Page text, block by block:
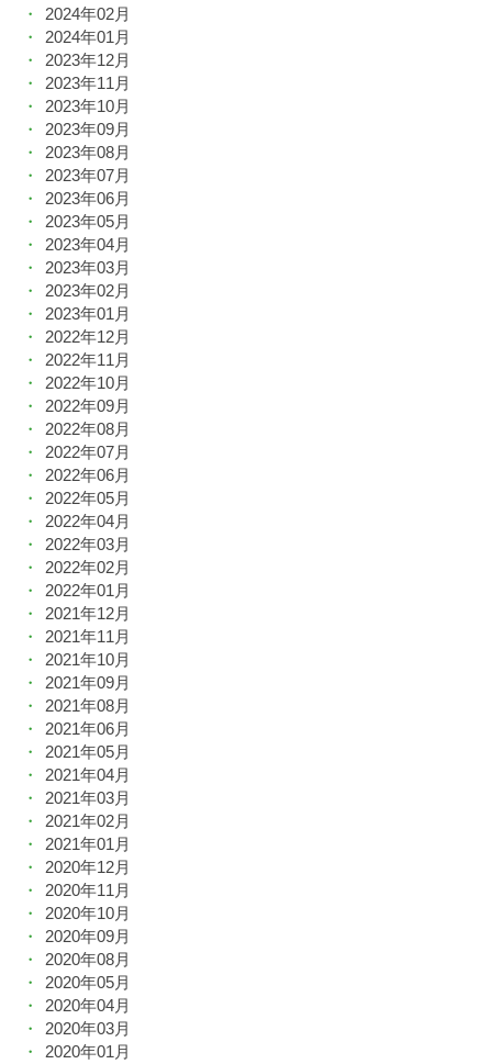
2024年02月
2024年01月
2023年12月
2023年11月
2023年10月
2023年09月
2023年08月
2023年07月
2023年06月
2023年05月
2023年04月
2023年03月
2023年02月
2023年01月
2022年12月
2022年11月
2022年10月
2022年09月
2022年08月
2022年07月
2022年06月
2022年05月
2022年04月
2022年03月
2022年02月
2022年01月
2021年12月
2021年11月
2021年10月
2021年09月
2021年08月
2021年06月
2021年05月
2021年04月
2021年03月
2021年02月
2021年01月
2020年12月
2020年11月
2020年10月
2020年09月
2020年08月
2020年05月
2020年04月
2020年03月
2020年01月